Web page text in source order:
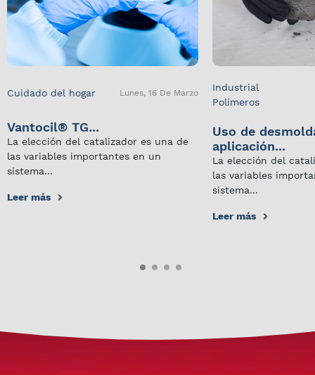
Cuidado del hogar Lunes, 16 De Marzo
Vantocil® TG...
La elección del catalizador es una de
las variables importantes en un
sistema...
Leer más
Industrial
Polímeros
Uso de
aplicación...
La elección del
las variables
sistema...
Leer más